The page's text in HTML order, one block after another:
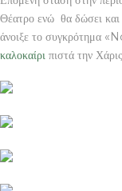
Θέατρο ενώ θα δώσει και
άνοιξε το συγκρότημα
καλοκαίρι πιστά την